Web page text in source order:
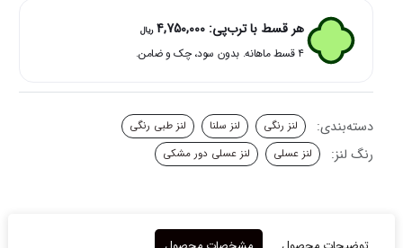
هر قسط با ترب‌پی: 4,750,000 ریال
۴ قسط ماهانه. بدون سود، چک و ضامن.
دسته‌بندی: لنز رنگی لنز سلنا لنز طبی رنگی
رنگ لنز: لنز عسلی لنز عسلی دور مشکی